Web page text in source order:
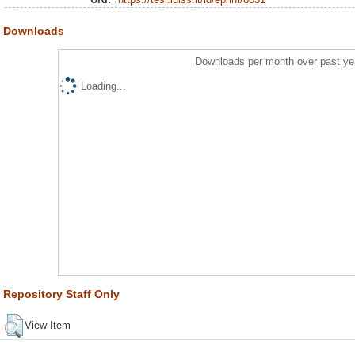
Downloads
Downloads per month over past
Loading...
Repository Staff Only
View Item